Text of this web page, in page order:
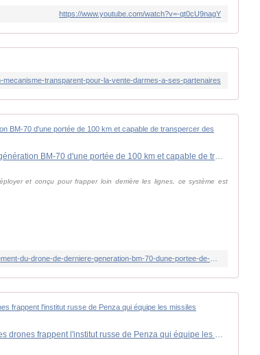
https://www.youtube.com/watch?v=-qt0cU9nagY
transparent-pour-la-vente-darmes-a-ses-partenaires
Guerre en Ukraine : La Russie annonce le déploiement du drone de dernière génération BM-70 d'une portée de 100 km et capable de transpercer des abris en béton armé
et conçu pour frapper loin derrière les lignes, ce système est
Guerre en Ukraine : les Ukrainiens poursuivent leurs frappes en profondeur, des drones frappent l'institut russe de Penza qui équipe les missiles Iskander et Boulava ou les bombardiers Su-34